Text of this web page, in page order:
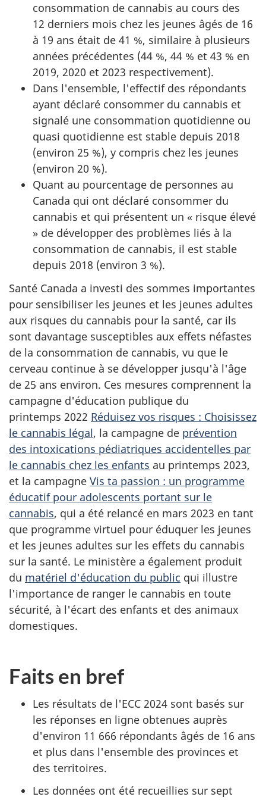
consommation de cannabis au cours des
12 derniers mois chez les jeunes âgés de 16
à 19 ans était de 41 %, similaire à plusieurs
années précédentes (44 %, 44 % et 43 % en
2019, 2020 et 2023 respectivement).
Dans l'ensemble, l'effectif des répondants
ayant déclaré consommer du cannabis et
signalé une consommation quotidienne ou
quasi quotidienne est stable depuis 2018
(environ 25 %), y compris chez les jeunes
(environ 20 %).
Quant au pourcentage de personnes au
Canada qui ont déclaré consommer du
cannabis et qui présentent un « risque élevé
» de développer des problèmes liés à la
consommation de cannabis, il est stable
depuis 2018 (environ 3 %).
Santé Canada a investi des sommes importantes
pour sensibiliser les jeunes et les jeunes adultes
aux risques du cannabis pour la santé, car ils
sont davantage susceptibles aux effets néfastes
de la consommation de cannabis, vu que le
cerveau continue à se développer jusqu'à l'âge
de 25 ans environ. Ces mesures comprennent la
campagne d'éducation publique du
printemps 2022 Réduisez vos risques : Choisissez
le cannabis légal, la campagne de prévention
des intoxications pédiatriques accidentelles par
le cannabis chez les enfants au printemps 2023,
et la campagne Vis ta passion : un programme
éducatif pour adolescents portant sur le
cannabis, qui a été relancé en mars 2023 en tant
que programme virtuel pour éduquer les jeunes
et les jeunes adultes sur les effets du cannabis
sur la santé. Le ministère a également produit
du matériel d'éducation du public qui illustre
l'importance de ranger le cannabis en toute
sécurité, à l'écart des enfants et des animaux
domestiques.
Faits en bref
Les résultats de l'ECC 2024 sont basés sur
les réponses en ligne obtenues auprès
d'environ 11 666 répondants âgés de 16 ans
et plus dans l'ensemble des provinces et
des territoires.
Les données ont été recueillies sur sept